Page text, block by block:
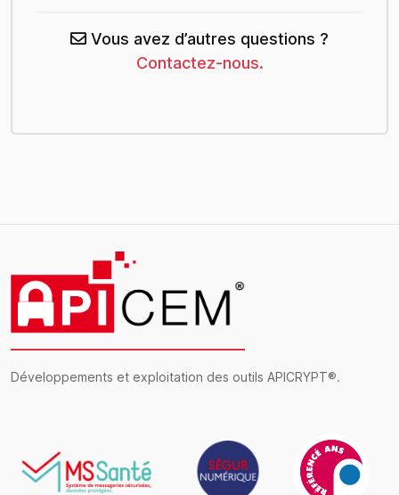
Vous avez d’autres questions ?
Contactez-nous.
Développements et exploitation des outils APICRYPT®.